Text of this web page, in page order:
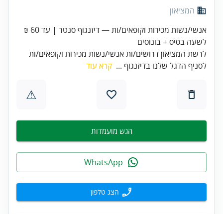
המציאון
אנשי/נשות מכירות וקופאים/ות — דיזנגוף סנטר | עד 60 ₪
לשעה בסיס + בונוסים
לרשת המציאון דרושים/ות אנשי/נשות מכירות וקופאים/ות
לסניף הדגל שלנו בדיזנגוף ... קרא עוד
⚠
הגש מועמדות
הצג טלפון